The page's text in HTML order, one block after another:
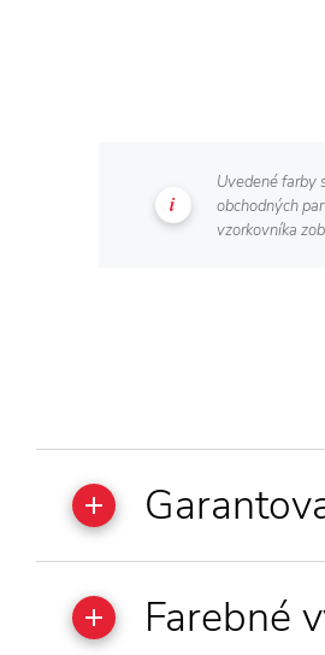
Uvedené farby
obchodných
vzorkovníka
Farebné